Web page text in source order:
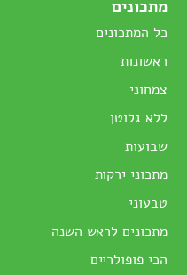
מתכונים
כל המתכונים
ראשונות
צמחוני
ללא גלוטן
שבועות
מתכוני ירקות
טבעוני
מתכונים לראש השנה
הכי פופולריים